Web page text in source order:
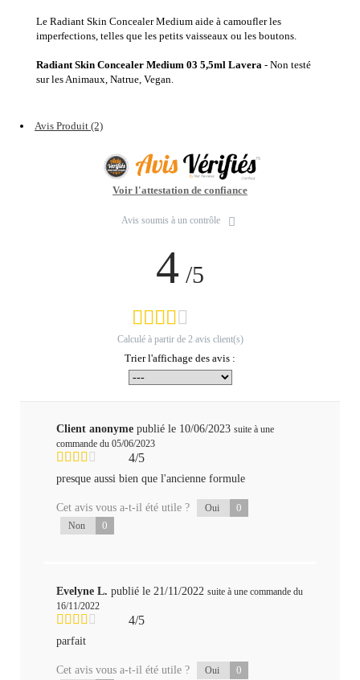
Le Radiant Skin Concealer Medium aide à camoufler les
imperfections, telles que les petits vaisseaux ou les boutons.
Radiant Skin Concealer Medium 03 5,5ml Lavera - Non testé
sur les Animaux, Natrue, Vegan.
Avis Produit (2)
Voir l'attestation de confiance
Avis soumis à un contrôle
4 /5
Calculé à partir de 2avis client(s)
Trier l'affichage des avis :
Client anonyme publié le 10/06/2023 suite à une
commande du 05/06/2023
4/5
presque aussi bien que l'ancienne formule
Cet avis vous a-t-il été utile ? Oui 0
Non 0
Evelyne L. publié le 21/11/2022 suite à une commande du
16/11/2022
4/5
parfait
Cet avis vous a-t-il été utile ? Oui 0